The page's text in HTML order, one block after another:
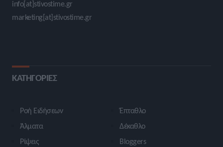
info[at]stivostime.gr
marketing[at]stivostime.gr
ΚΑΤΗΓΟΡΙΕΣ
Ροή Ειδήσεων
Άλματα
Ρίψεις
Έπταθλο
Δέκαθλο
Bloggers